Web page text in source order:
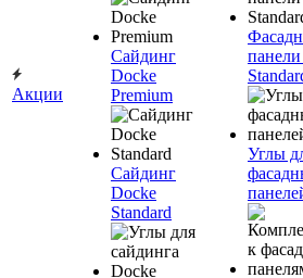
Акции
Сайдинг
Docke
Premium
Сайдинг
Docke
Standard
Углы